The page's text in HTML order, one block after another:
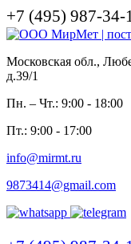
+7 (495) 987-34-
Московская обл.,
д.39/1
Пн. – Чт.: 9:00 - 18:00
Пт.: 9:00 - 17:00
info@mirmt.ru
9873414@gmail.com